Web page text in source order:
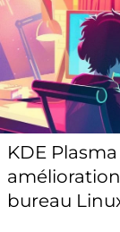
KDE
bureau